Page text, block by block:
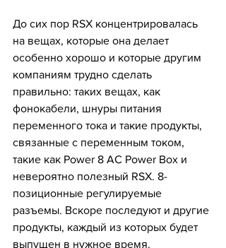
До сих пор RSX концентрировалась
на вещах, которые она делает
особенно хорошо и которые другим
компаниям трудно сделать
правильно: таких вещах, как
фонокабели, шнуры питания
переменного тока и такие продукты,
связанные с переменным током,
такие как Power 8 AC Power Box и
невероятно полезный RSX. 8-
позиционные регулируемые
разъемы. Вскоре последуют и другие
продукты, каждый из которых будет
выпущен в нужное время.